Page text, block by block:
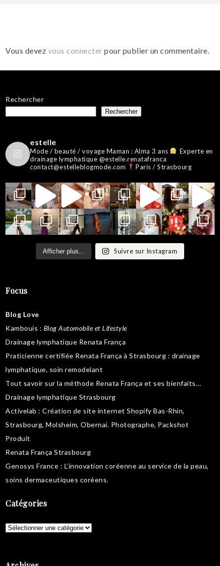
Vous devez vous connecter pour publier un commentaire.
Rechercher
Rechercher
estelle
Mode / beauté / voyage Maman : Alma 3 ans
Experte en
drainage lymphatique @estelle.renatafranca
contact@estelleblogmode.com
Paris / Strasbourg
Afficher plus... Suivre sur Instagram
Focus
Blog Love
Kambouis : Blog Automobile et Lifestyle
Drainage lymphatique Renata França
Praticienne certifiée Renata França à Strasbourg : drainage
lymphatique, soin remodelant
Tout savoir sur la méthode Renata França et ses bienfaits…
Drainage lymphatique Strasbourg
Activelab : Création de site internet Shopify Bas-Rhin,
Strasbourg, Molsheim, Obernai. Photographe, Packshot
Produit
Renata França Strasbourg
Genosys France : L’innovation coréenne au service de la peau,
soins dermaceutiques coréens.
Catégories
Catégories